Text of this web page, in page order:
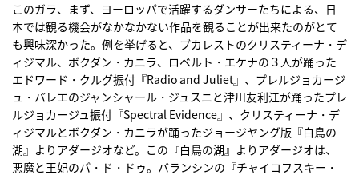
このガラ、まず、ヨーロッパで活躍するダンサーたちによる、日
本では観る機会がなかなかない作品を観ることが出来たのがとて
も興味深かった。例を挙げると、ブカレストのクリスティーナ・デ
ィジマル、ボクダン・カニラ、ロベルト・エケナの３人が踊った
エドワード・クルグ振付『Radio and Juliet』、プレルジョカージ
ュ・バレエのジャンシャール・ジュスニと津川友利江が踊ったプレ
ルジョカージュ振付『Spectral Evidence』、クリスティーナ・デ
ィジマルとボクダン・カニラが踊ったジョージヤング版『白鳥の
湖』よりアダージオなど。この『白鳥の湖』よりアダージオは、
悪魔と王妃のパ・ド・ドゥ。バランシンの『チャイコフスキー・